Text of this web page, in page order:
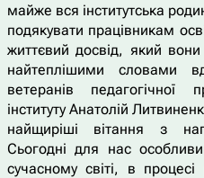
майже вся інститутська
подякувати працівникам
життєвий досвід, який
найтеплішими словами
ветеранів педагогічної
інституту Анатолій
найщиріші вітання з
Сьогодні для нас
сучасному світі, в